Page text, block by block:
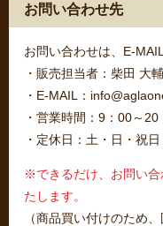
お問い合わせ先
お問い合わせは、E-
・販売担当者：柴田 大輔
・E-MAIL：
・営業時間：9：00～20
・定休日：土・日・祝日
※できるだけ、お問い
たします。
（商品買い付けのため